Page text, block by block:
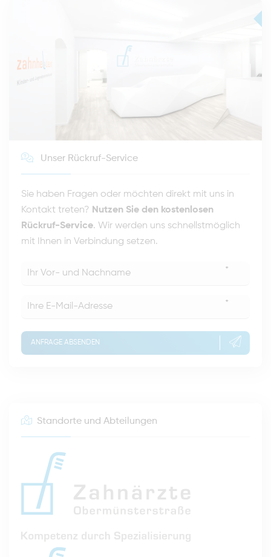
Unser Rückruf-Service
Sie haben Fragen oder möchten direkt mit uns in
Kontakt treten? Nutzen Sie den kostenlosen
Rückruf-Service. Wir werden uns schnellstmöglich
mit Ihnen in Verbindung setzen.
*
*
ANFRAGE ABSENDEN
Standorte und Abteilungen